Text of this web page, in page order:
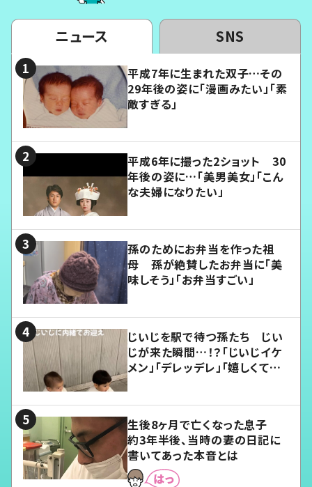
ニュース SNS
平成7年に生まれた双子…その
29年後の姿に「漫画みたい」「素
敵すぎる」
平成6年に撮った2ショット 30
年後の姿に…「美男美女」「こん
な夫婦になりたい」
孫のためにお弁当を作った祖
母 孫が絶賛したお弁当に「美
味しそう」「お弁当すごい」
じいじを駅で待つ孫たち じい
じが来た瞬間…！？「じいじイケ
メン」「デレッデレ」「嬉しくて可
生後8ヶ月で亡くなった息子
約3年半後、当時の妻の日記に
書いてあった本音とは